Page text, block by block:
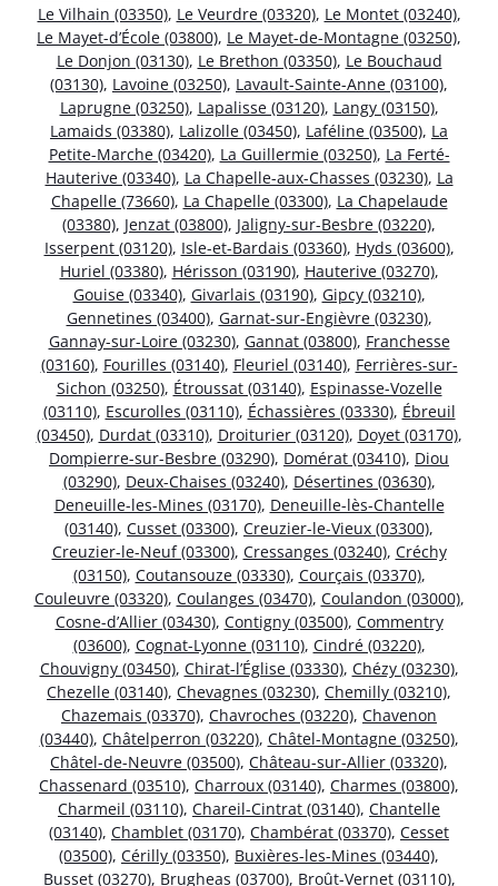
Le Vilhain (03350), Le Veurdre (03320), Le Montet (03240),
Le Mayet-d’École (03800), Le Mayet-de-Montagne (03250),
Le Donjon (03130), Le Brethon (03350), Le Bouchaud
(03130), Lavoine (03250), Lavault-Sainte-Anne (03100),
Laprugne (03250), Lapalisse (03120), Langy (03150),
Lamaids (03380), Lalizolle (03450), Laféline (03500), La
Petite-Marche (03420), La Guillermie (03250), La Ferté-
Hauterive (03340), La Chapelle-aux-Chasses (03230), La
Chapelle (73660), La Chapelle (03300), La Chapelaude
(03380), Jenzat (03800), Jaligny-sur-Besbre (03220),
Isserpent (03120), Isle-et-Bardais (03360), Hyds (03600),
Huriel (03380), Hérisson (03190), Hauterive (03270),
Gouise (03340), Givarlais (03190), Gipcy (03210),
Gennetines (03400), Garnat-sur-Engièvre (03230),
Gannay-sur-Loire (03230), Gannat (03800), Franchesse
(03160), Fourilles (03140), Fleuriel (03140), Ferrières-sur-
Sichon (03250), Étroussat (03140), Espinasse-Vozelle
(03110), Escurolles (03110), Échassières (03330), Ébreuil
(03450), Durdat (03310), Droiturier (03120), Doyet (03170),
Dompierre-sur-Besbre (03290), Domérat (03410), Diou
(03290), Deux-Chaises (03240), Désertines (03630),
Deneuille-les-Mines (03170), Deneuille-lès-Chantelle
(03140), Cusset (03300), Creuzier-le-Vieux (03300),
Creuzier-le-Neuf (03300), Cressanges (03240), Créchy
(03150), Coutansouze (03330), Courçais (03370),
Couleuvre (03320), Coulanges (03470), Coulandon (03000),
Cosne-d’Allier (03430), Contigny (03500), Commentry
(03600), Cognat-Lyonne (03110), Cindré (03220),
Chouvigny (03450), Chirat-l’Église (03330), Chézy (03230),
Chezelle (03140), Chevagnes (03230), Chemilly (03210),
Chazemais (03370), Chavroches (03220), Chavenon
(03440), Châtelperron (03220), Châtel-Montagne (03250),
Châtel-de-Neuvre (03500), Château-sur-Allier (03320),
Chassenard (03510), Charroux (03140), Charmes (03800),
Charmeil (03110), Chareil-Cintrat (03140), Chantelle
(03140), Chamblet (03170), Chambérat (03370), Cesset
(03500), Cérilly (03350), Buxières-les-Mines (03440),
Busset (03270), Brugheas (03700), Broût-Vernet (03110),